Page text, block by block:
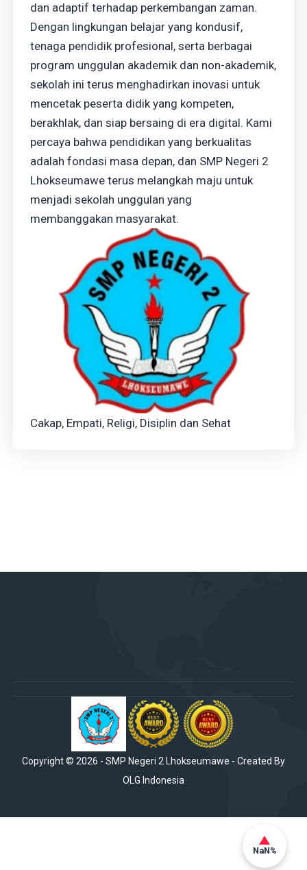
dan adaptif terhadap perkembangan zaman.
Dengan lingkungan belajar yang kondusif,
tenaga pendidik profesional, serta berbagai
program unggulan akademik dan non-akademik,
sekolah ini terus menghadirkan inovasi untuk
mencetak peserta didik yang kompeten,
berakhlak, dan siap bersaing di era digital. Kami
percaya bahwa pendidikan yang berkualitas
adalah fondasi masa depan, dan SMP Negeri 2
Lhokseumawe terus melangkah maju untuk
menjadi sekolah unggulan yang
membanggakan masyarakat.
Cakap, Empati, Religi, Disiplin dan Sehat
Copyright © 2026 - SMP Negeri 2 Lhokseumawe - Created By
OLG Indonesia
NaN%